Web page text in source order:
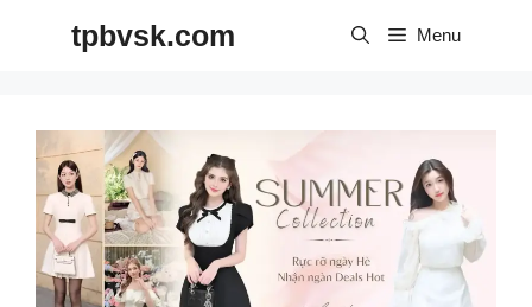
tpbvsk.com Menu